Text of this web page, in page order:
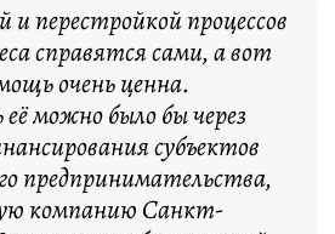
и перестройкой процессов
справятся сами, а вот
очень ценна.
можно было бы через
субъектов
предпринимательства,
компанию Санкт-